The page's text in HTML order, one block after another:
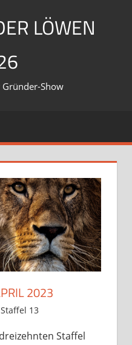
LÖWEN
Gründer-Show
2023
Staffel 13
Staffel